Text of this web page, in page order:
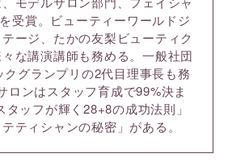
受賞。ビューティーワールドジ
ージ、たかの友梨ビューティク
な講演講師も務める。一般社団
グランプリの2代目理事長も務
ロンはスタッフ育成で99%決ま
タッフが輝く28+8の成功法則」
ティシャンの秘密」がある。